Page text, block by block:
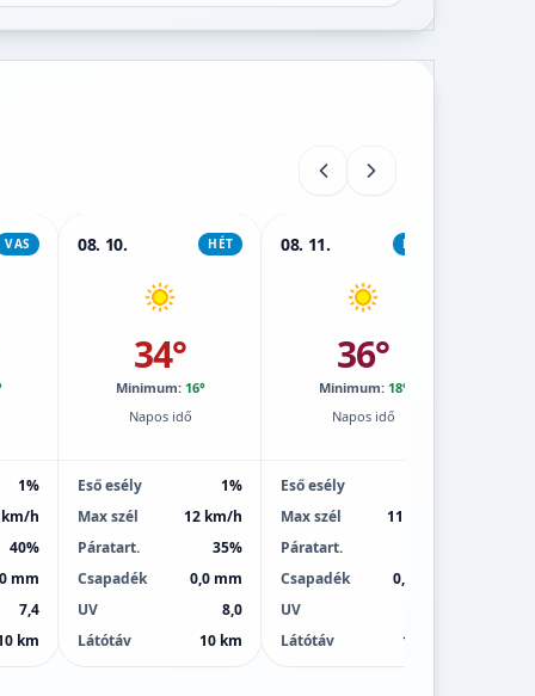
VAS
1%
h
40%
mm
7,4
km
08. 10. HÉT
34°
Minimum: 16°
Napos idő
Eső esély
1%
Max szél
12 km/h
Páratart.
35%
Csapadék
0,0 mm
UV
8,0
Látótáv
10 km
08. 11. KEDD
36°
Minimum: 18°
Napos idő
Eső esély
Max szél
11 km/h
Páratart.
Csapadék
0,0 mm
UV
Látótáv
10 km